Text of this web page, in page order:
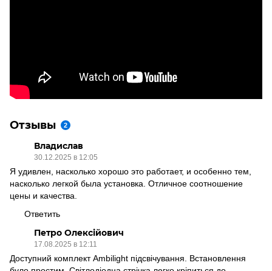
Отзывы 2
Владислав
30.12.2025 в 12:05
Я удивлен, насколько хорошо это работает, и особенно тем,
насколько легкой была установка. Отличное соотношение
цены и качества.
Ответить
Петро Олексійович
17.08.2025 в 12:11
Доступний комплект Ambilight підсвічування. Встановлення